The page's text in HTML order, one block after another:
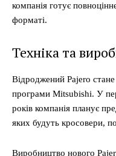
компанія готує
форматі.
Техніка та
Відроджений Pajero
програми Mitsubishi. У
років компанія планує
яких будуть кросовери,
Виробництво нового